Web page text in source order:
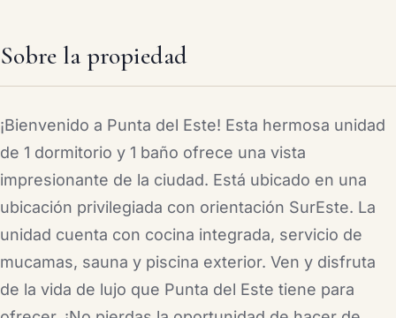
Sobre la propiedad
¡Bienvenido a Punta del Este! Esta hermosa unidad
de 1 dormitorio y 1 baño ofrece una vista
impresionante de la ciudad. Está ubicado en una
ubicación privilegiada con orientación SurEste. La
unidad cuenta con cocina integrada, servicio de
mucamas, sauna y piscina exterior. Ven y disfruta
de la vida de lujo que Punta del Este tiene para